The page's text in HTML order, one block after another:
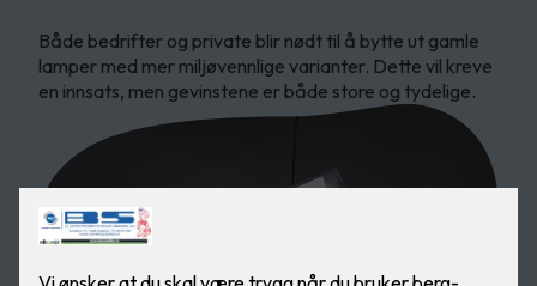
Både bedrifter og private blir nødt til å bytte ut gamle
lamper med mer miljøvennlige varianter. Dette vil kreve
en innsats, men gevinstene er både store og tydelige.